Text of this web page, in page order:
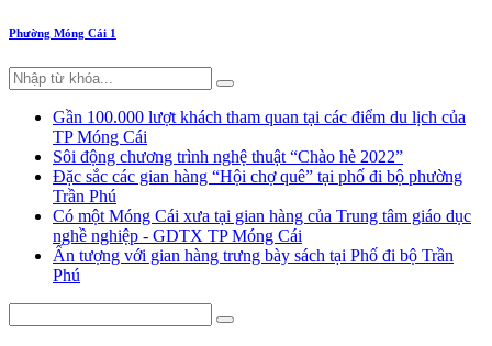
Phường Móng Cái 1
Gần 100.000 lượt khách tham quan tại các điểm du lịch của
TP Móng Cái
Sôi động chương trình nghệ thuật “Chào hè 2022”
Đặc sắc các gian hàng “Hội chợ quê” tại phố đi bộ phường
Trần Phú
Có một Móng Cái xưa tại gian hàng của Trung tâm giáo dục
nghề nghiệp - GDTX TP Móng Cái
Ấn tượng với gian hàng trưng bày sách tại Phố đi bộ Trần
Phú